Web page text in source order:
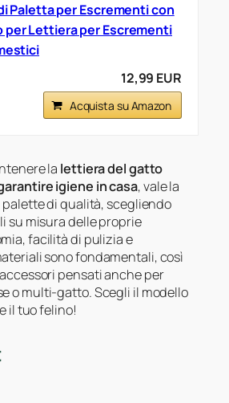
Paletta per Escrementi con
per Lettiera per Escrementi
12,99 EUR
Acquista su Amazon
la lettiera del gatto
igiene in casa, vale la
di qualità, scegliendo
su misura delle proprie
facilità di pulizia e
sono fondamentali, così
pensati anche per
o multi-gatto. Scegli il modello
il tuo felino!